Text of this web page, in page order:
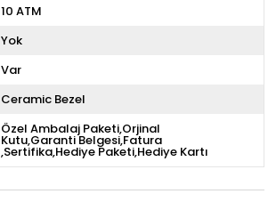
10 ATM
Yok
Var
Ceramic Bezel
Özel Ambalaj Paketi,Orjinal
Kutu,Garanti Belgesi,Fatura
,Sertifika,Hediye Paketi,Hediye Kartı